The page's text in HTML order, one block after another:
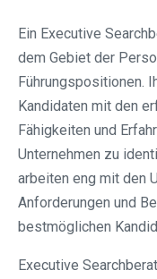
Ein Executive
dem Gebiet der
Führungspositionen.
Kandidaten mit den
Fähigkeiten und
Unternehmen zu
arbeiten eng mit den
Anforderungen und
bestmöglichen
Executive